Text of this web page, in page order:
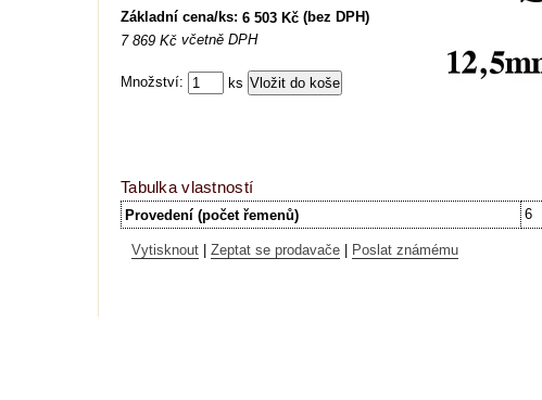
Základní cena/ks: 6 503 Kč (bez DPH)
7 869 Kč včetně DPH
Množství: ks
Tabulka vlastností
Provedení (počet řemenů) 6
Vytisknout Zeptat se prodavače Poslat známému